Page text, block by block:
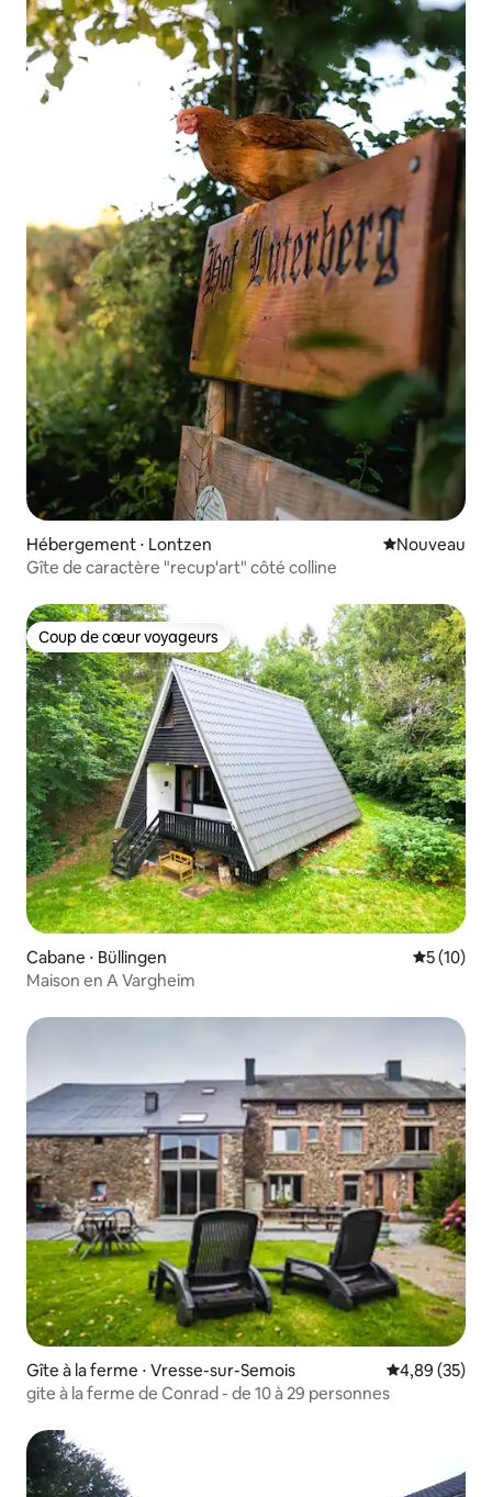
Hébergement ⋅ Lontzen Nouvel
Nouveau
Gîte de caractère "recup'art" côté colline
Coup de cœur voyageurs
Coup de cœur voyageurs
Cabane ⋅ Büllingen
5 (10)
Maison en A Vargheim
Gîte à la ferme ⋅ Vresse-sur-Semois Évaluation
4,89 (35)
gite à la ferme de Conrad - de 10 à 29 personnes